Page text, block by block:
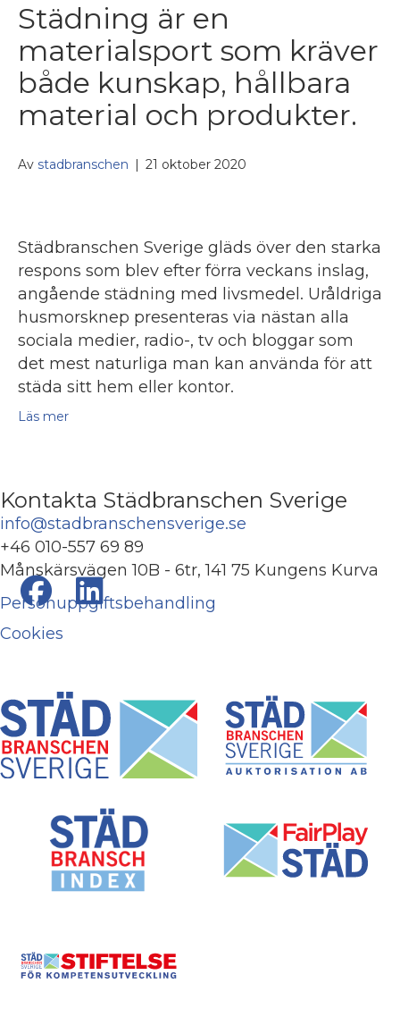
Städning är en
materialsport som kräver
både kunskap, hållbara
material och produkter.
Av stadbranschen | 21 oktober 2020
Städbranschen Sverige gläds över den starka
respons som blev efter förra veckans inslag,
angående städning med livsmedel. Uråldriga
husmorsknep presenteras via nästan alla
sociala medier, radio-, tv och bloggar som
det mest naturliga man kan använda för att
städa sitt hem eller kontor.
Läs mer
Kontakta Städbranschen Sverige
info@stadbranschensverige.se
+46 010-557 69 89
Månskärsvägen 10B - 6tr, 141 75 Kungens Kurva
Personuppgiftsbehandling
Cookies